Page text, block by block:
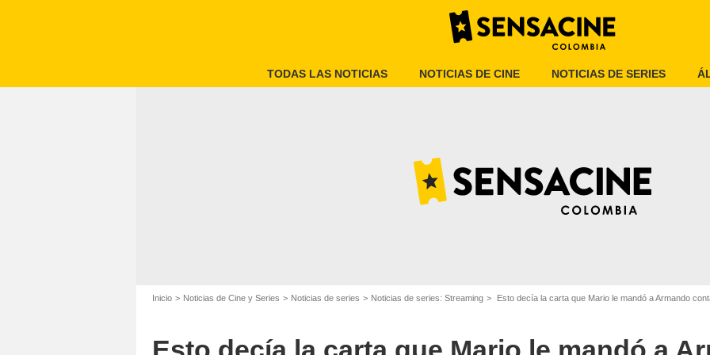
TODAS LAS NOTICIAS NOTICIAS DE CINE NOTICIAS DE SERIES
Inicio Noticias de Cine y Series Noticias de series Noticias de series: Streaming Esto decía la carta que Mario le mandó a Armando